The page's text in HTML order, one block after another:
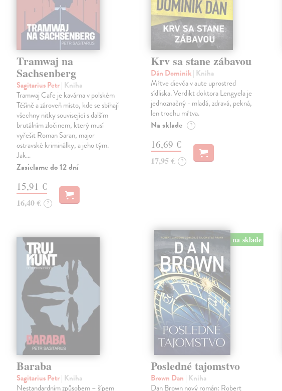
Tramwaj na
Sachsenberg
Sagitarius Petr| Kniha
Tramwaj Cafe je kavárna v polském
Těšíně a zároveň místo, kde se sbíhají
všechny nitky související s dalším
brutálním zločinem, který musí
vyřešit Roman Saran, major
ostravské kriminálky, a jeho tým.
Jak…
Zasielame do 12 dní
15,91 €
16,40 € ?
Krv sa stane zábavou
Dán Dominik| Kniha
Mŕtve dievča v aute uprostred
sídliska. Verdikt doktora Lengyela je
jednoznačný - mladá, zdravá, pekná,
len trochu mŕtva.
Na sklade ?
16,69 €
17,95 € ?
Baraba
Sagitarius Petr| Kniha
Nestandardním způsobem – šípem
na sklade
Posledné tajomstvo
Brown Dan | Kniha
Dan Brown nový román: Robert